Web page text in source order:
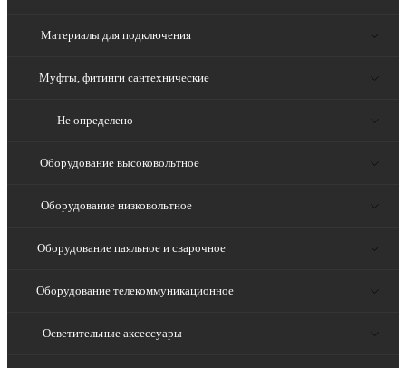
Материалы для подключения
Муфты, фитинги сантехнические
Не определено
Оборудование высоковольтное
Оборудование низковольтное
Оборудование паяльное и сварочное
Оборудование телекоммуникационное
Осветительные аксессуары